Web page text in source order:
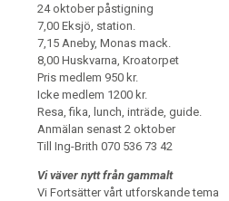
24 oktober påstigning
7,00 Eksjö, station.
7,15 Aneby, Monas mack.
8,00 Huskvarna, Kroatorpet
Pris medlem 950 kr.
Icke medlem 1200 kr.
Resa, fika, lunch, inträde, guide.
Anmälan senast 2 oktober
Till Ing-Brith 070 536 73 42
Vi väver nytt från gammalt
Vi Fortsätter vårt utforskande tema